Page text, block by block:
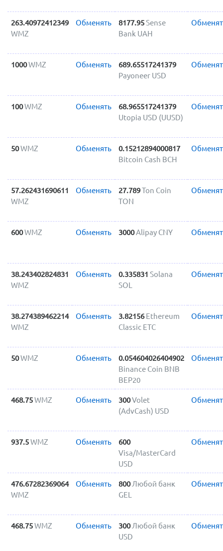
263.40972412349
WMZ
Обменять 8177.95Sense
Bank UAH
1000WMZ Обменять
689.65517241379
Payoneer USD
100WMZ Обменять
68.965517241379
Utopia USD (UUSD)
50WMZ Обменять
0.15212894000817
Bitcoin Cash BCH
57.262431690611
WMZ
Обменять 27.789Ton Coin
TON
600WMZ Обменять 3000Alipay CNY
38.243402824831
WMZ
Обменять 0.335831 Solana
SOL
38.274389462214
WMZ
Обменять 3.82156 Ethereum
Classic ETC
50WMZ Обменять
0.054604026404902
Binance Coin BNB
BEP20
468.75WMZ Обменять 300Volet
(AdvCash) USD
937.5WMZ Обменять
600
Visa/MasterCard
USD
476.67282369064
WMZ
Обменять 800 Любой банк
GEL
468.75WMZ Обменять 300 Любой банк
USD